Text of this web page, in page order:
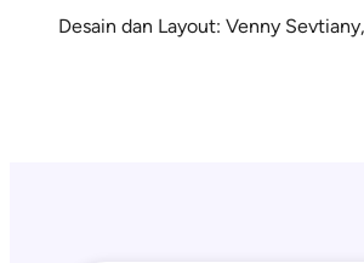
Desain dan Layout: Venny